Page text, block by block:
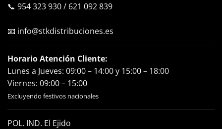
📞 954 323 930/ 621 092 839
📧 info@stkdistribuciones.es
Horario Atención Cliente:
Lunes a Jueves: 09:00 – 14:00 y 15:00 – 18:00
Viernes: 09:00 – 15:00
Excluyendo festivos nacionales
POL. IND. El Ejido